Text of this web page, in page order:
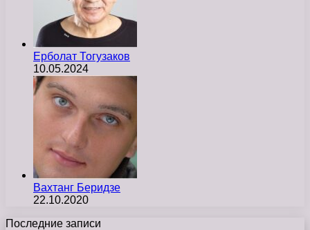
Ерболат Тогузаков
10.05.2024
Вахтанг Беридзе
22.10.2020
Последние записи